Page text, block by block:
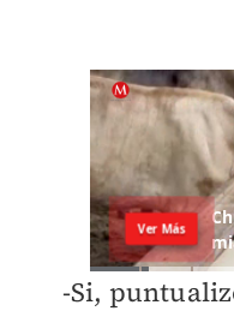
-Si,